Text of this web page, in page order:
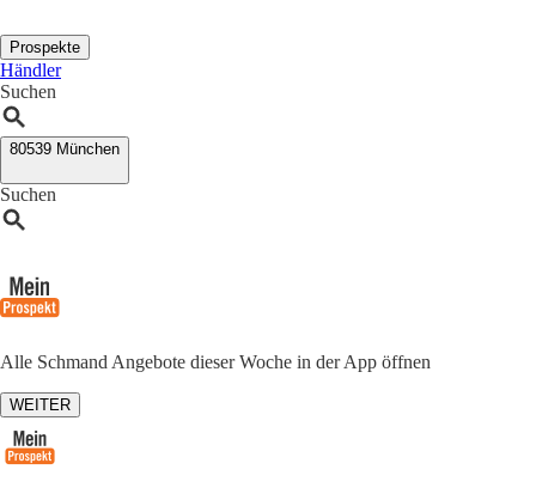
Prospekte
Händler
Suchen
80539 München
Suchen
Alle Schmand Angebote dieser Woche in der App öffnen
WEITER